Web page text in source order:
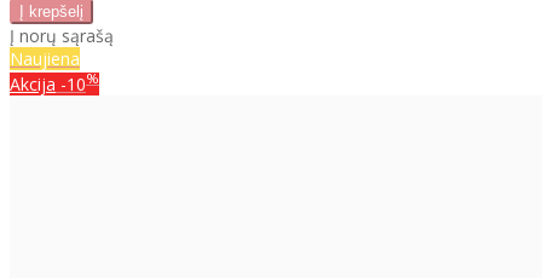
Į norų sąrašą
Naujiena
Akcija -10%